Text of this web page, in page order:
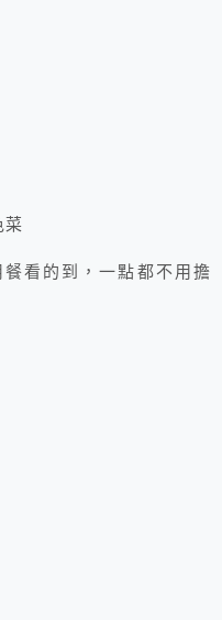
菜
看的到，一點都不用擔